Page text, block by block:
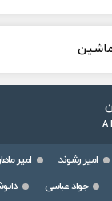
امیر رشوند امیر
جواد عباسی